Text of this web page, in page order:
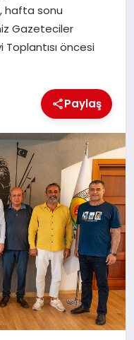
hafta sonu
Gazeteciler
öncesi
Paylaş